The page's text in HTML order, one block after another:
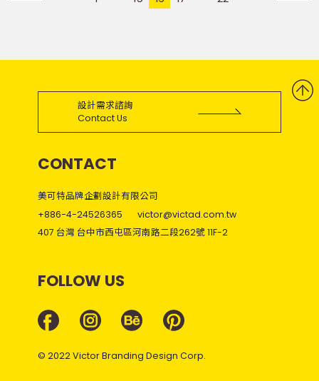
設計需求諮詢
Contact Us
CONTACT
美可特品牌企劃設計有限公司
+886-4-24526365
victor@victad.com.tw
407 台灣 台中市西屯區河南路二段262號 11F-2
FOLLOW US
© 2022 Victor Branding Design Corp.